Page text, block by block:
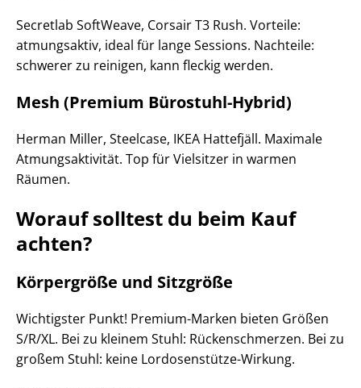
Secretlab SoftWeave, Corsair T3 Rush. Vorteile:
atmungsaktiv, ideal für lange Sessions. Nachteile:
schwerer zu reinigen, kann fleckig werden.
Mesh (Premium Bürostuhl-Hybrid)
Herman Miller, Steelcase, IKEA Hattefjäll. Maximale
Atmungsaktivität. Top für Vielsitzer in warmen
Räumen.
Worauf solltest du beim Kauf
achten?
Körpergröße und Sitzgröße
Wichtigster Punkt! Premium-Marken bieten Größen
S/R/XL. Bei zu kleinem Stuhl: Rückenschmerzen. Bei zu
großem Stuhl: keine Lordosenstütze-Wirkung.